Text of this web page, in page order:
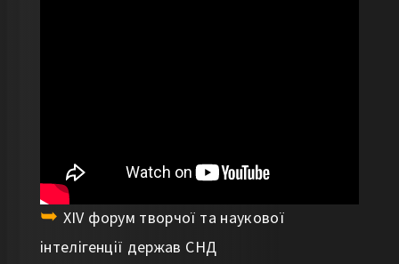
XIV форум творчої та наукової
інтелігенції держав СНД